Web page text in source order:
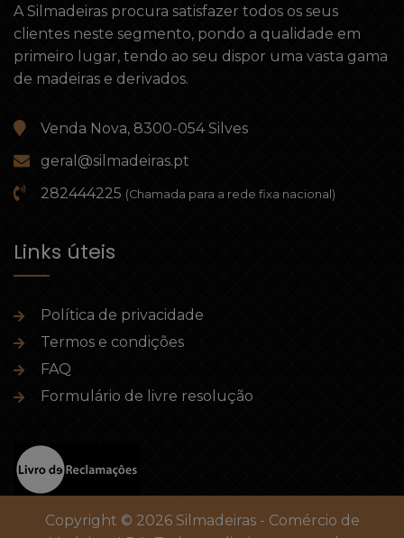
A Silmadeiras procura satisfazer todos os seus
clientes neste segmento, pondo a qualidade em
primeiro lugar, tendo ao seu dispor uma vasta gama
de madeiras e derivados.
Venda Nova, 8300-054 Silves
geral@silmadeiras.pt
282444225 (Chamada para a rede fixa nacional)
Links úteis
Política de privacidade
Termos e condições
FAQ
Formulário de livre resolução
Copyright © 2026 Silmadeiras - Comércio de